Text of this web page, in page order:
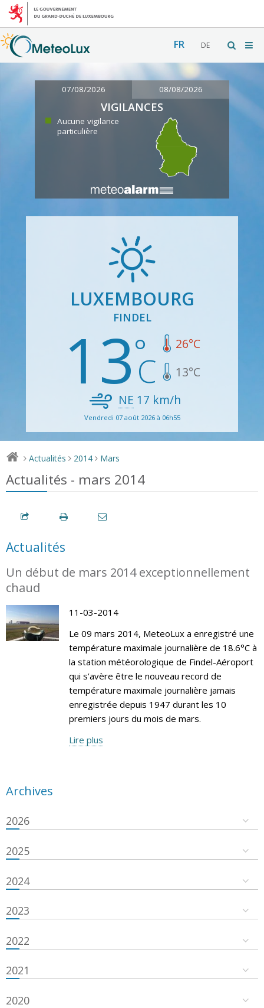
FR DE
07/08/2026 08/08/2026
VIGILANCES
Aucune vigilance
particulière
LUXEMBOURG
FINDEL
13 26°C
13°C
NE 17 km/h
Vendredi 07 août 2026 à 06h55
> Actualités > 2014 > Mars
Actualités - mars 2014
Actualités
Un début de mars 2014 exceptionnellement
chaud
11-03-2014
Le 09 mars 2014, MeteoLux a enregistré une
température maximale journalière de 18.6°C à
la station météorologique de Findel-Aéroport
qui s’avère être le nouveau record de
température maximale journalière jamais
enregistrée depuis 1947 durant les 10
premiers jours du mois de mars.
Lire plus
Archives
2026
2025
2024
2023
2022
2021
2020